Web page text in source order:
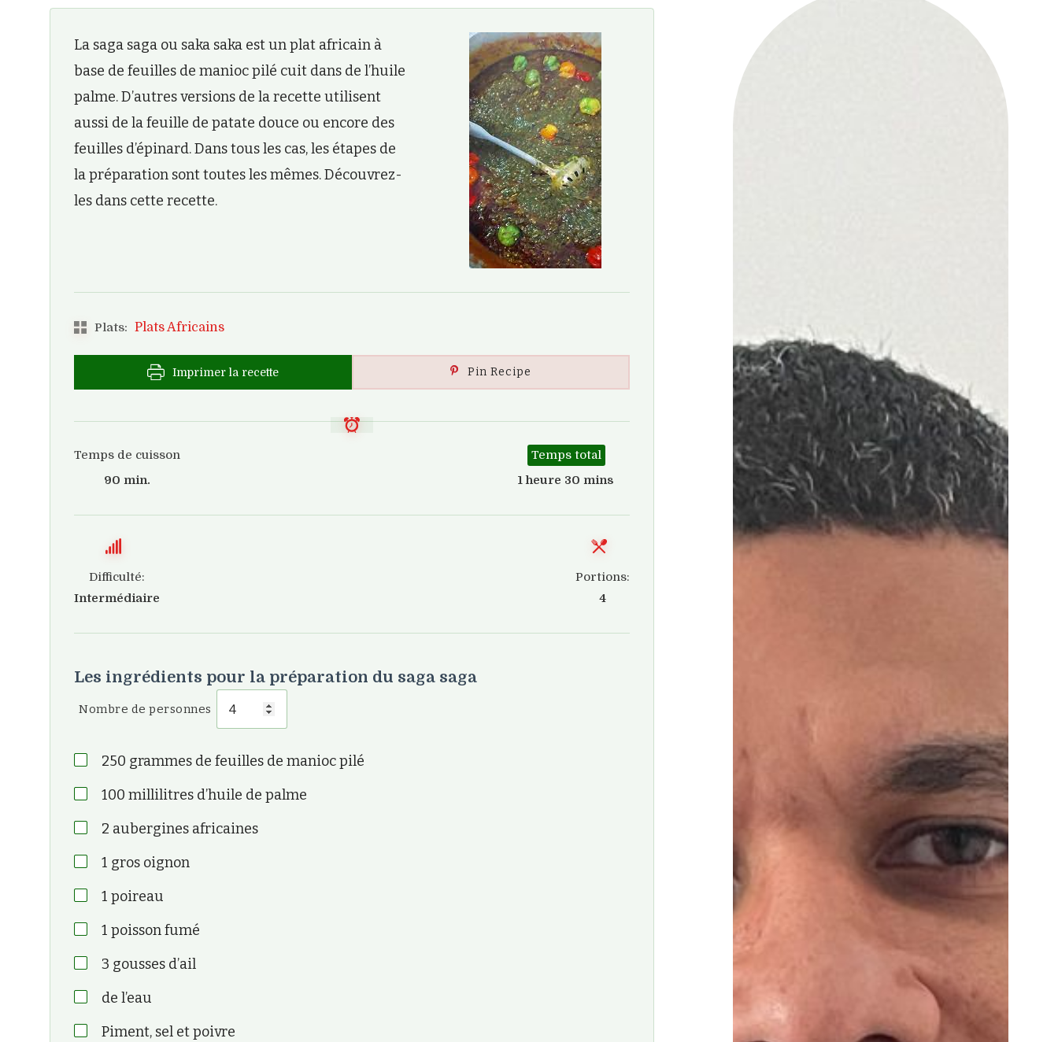
La saga saga ou saka saka est un plat africain à
base de feuilles de manioc pilé cuit dans de l’huile
palme. D’autres versions de la recette utilisent
aussi de la feuille de patate douce ou encore des
feuilles d’épinard. Dans tous les cas, les étapes de
la préparation sont toutes les mêmes. Découvrez-
les dans cette recette.
Plats: Plats Africains
Imprimer la recette Pin Recipe
Temps de cuisson
90 min.
Temps total
1 heure 30 mins
Difficulté:
Intermédiaire
Portions:
4
Les ingrédients pour la préparation du saga saga
Nombre de personnes
250 grammes de feuilles de manioc pilé
100 millilitres d’huile de palme
2 aubergines africaines
1 gros oignon
1 poireau
1 poisson fumé
3 gousses d’ail
de l’eau
Piment, sel et poivre